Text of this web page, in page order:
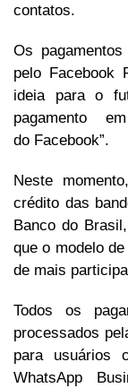
contatos.
Os
pelo Facebook
ideia para o
pagamento
do Facebook”.
Neste
crédito das
Banco do
que o modelo
de mais
Todos os
processados
para usuários
WhatsApp